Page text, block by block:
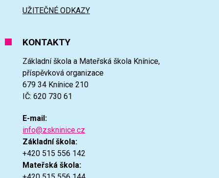
UŽITEČNÉ ODKAZY
KONTAKTY
Základní škola a Mateřská škola Knínice,
příspěvková organizace
679 34 Knínice 210
IČ: 620 730 61
E-mail:
info@zskninice.cz
Základní škola:
+420 515 556 142
Mateřská škola: